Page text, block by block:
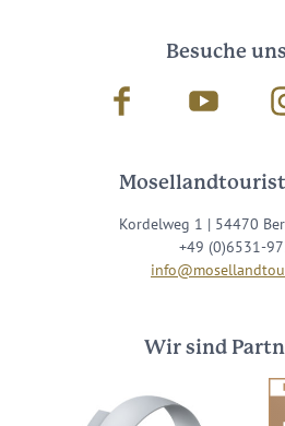
Besuche
Facebook Youtube
Kordelweg 1 | 54470
+49 (0)6531-
Wir sind